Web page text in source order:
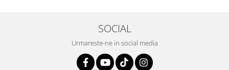
SOCIAL
Urmareste-ne in social media